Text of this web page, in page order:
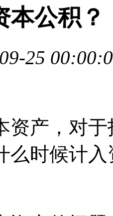
本公积？
25
资产，对
么时候计